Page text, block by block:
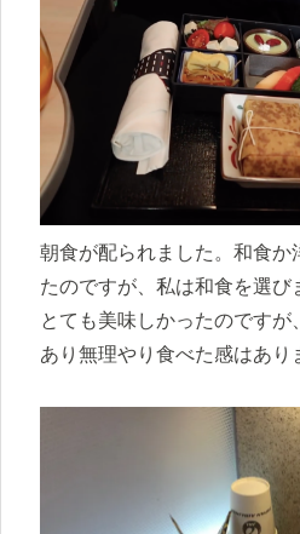
朝食が配られました。和食か
たのですが、私は和食を選び
とても美味しかったのですが
あり無理やり食べた感はあり